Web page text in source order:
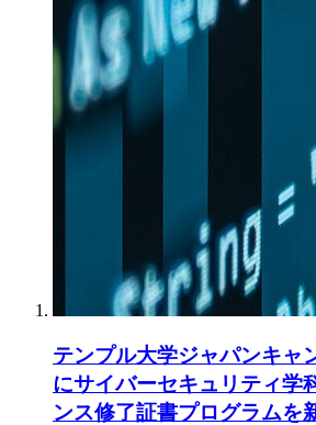
テンプル大学ジャパンキャ
にサイバーセキュリティ学
ンス修了証書プログラムを